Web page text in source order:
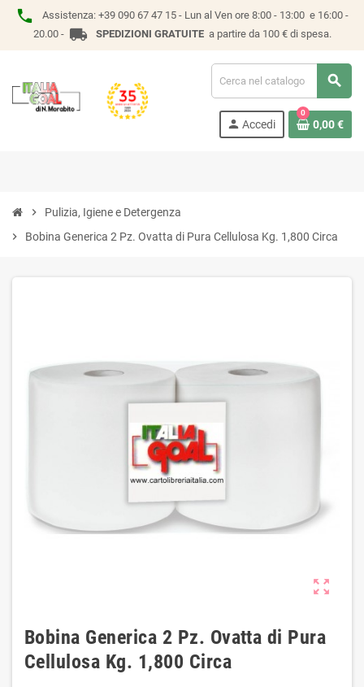
phone Assistenza: +39 090 67 47 15 - Lun al Ven ore 8:00 - 13:00 e 16:00 -
20.00 - local_shipping SPEDIZIONI GRATUITEa partire da 100 € di spesa.
search
person Accedi
0
0,00 €
chevron_right
Pulizia, Igiene e Detergenza
chevron_right
Bobina Generica 2 Pz. Ovatta di Pura Cellulosa Kg. 1,800 Circa
zoom_out_map
Bobina Generica 2 Pz. Ovatta di Pura
Cellulosa Kg. 1,800 Circa